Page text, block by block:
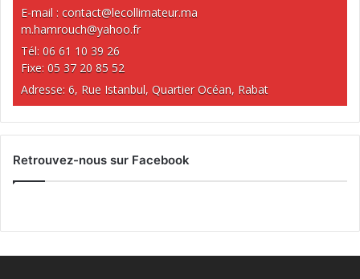
E-mail : contact@lecollimateur.ma
m.hamrouch@yahoo.fr
Tél: 06 61 10 39 26
Fixe: 05 37 20 85 52
Adresse: 6, Rue Istanbul, Quartier Océan, Rabat
Retrouvez-nous sur Facebook